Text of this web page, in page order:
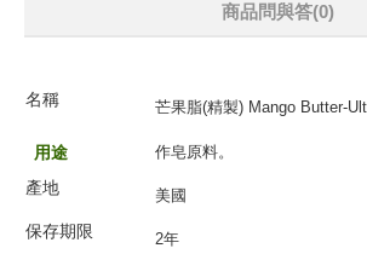
商品問與答(0)
名稱 芒果脂(精製) Mango Butter-
用途 作皂原料。
產地 美國
保存期限 2年